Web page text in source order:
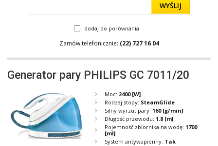
WYŚLIJ
dodaj do porównania
Zamów telefonicznie: (22) 727 16 04
Generator pary PHILIPS GC 7011/20
Moc: 2400 [W]
Rodzaj stopy: SteamGlide
Silny wyrzut pary: 160 [g/min]
Długość przewodu: 1.8 [m]
Pojemność zbiornika na wodę: 1700
[ml]
System antywapienny: Tak